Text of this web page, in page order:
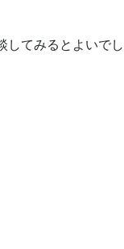
してみるとよいでし